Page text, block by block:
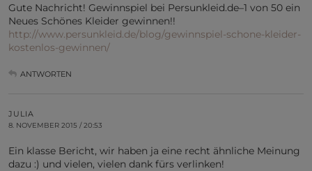
Gute Nachricht! Gewinnspiel bei Persunkleid.de–1 von 50 ein
Neues Schönes Kleider gewinnen!!
http://www.persunkleid.de/blog/gewinnspiel-schone-kleider-
kostenlos-gewinnen/
ANTWORTEN
JULIA
8. NOVEMBER 2015 / 20:53
Ein klasse Bericht, wir haben ja eine recht ähnliche Meinung
dazu :) und vielen, vielen dank fürs verlinken!